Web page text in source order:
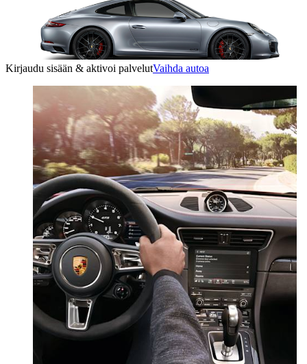
Kirjaudu sisään & aktivoi palvelutVaihda autoa